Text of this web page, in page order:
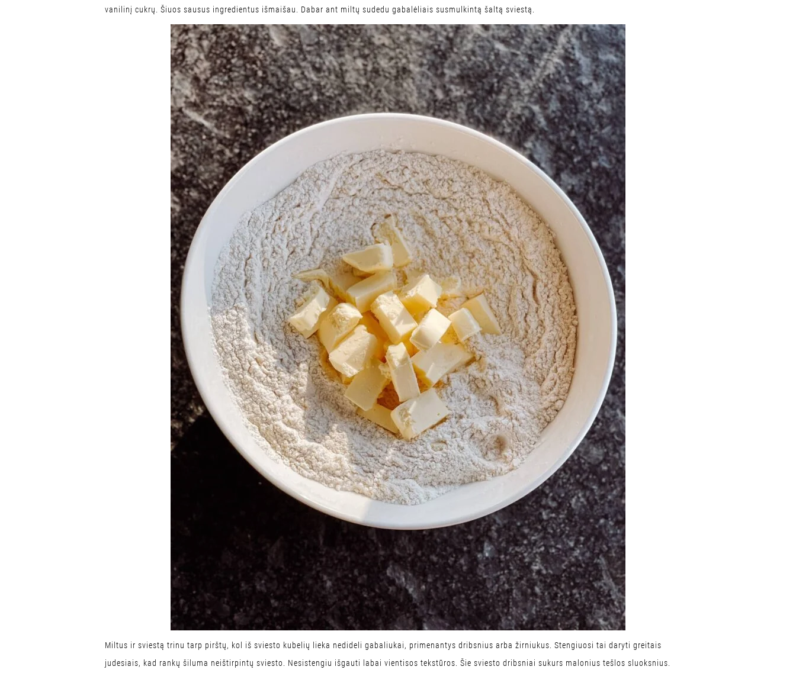
vanilinį cukrų. Šiuos sausus ingredientus išmaišau. Dabar ant miltų sudedu gabalėliais susmulkintą šaltą sviestą.
Miltus ir sviestą trinu tarp pirštų, kol iš sviesto kubelių lieka nedideli gabaliukai, primenantys dribsnius arba žirniukus. Stengiuosi tai daryti greitais
judesiais, kad rankų šiluma neištirpintų sviesto. Nesistengiu išgauti labai vientisos tekstūros. Šie sviesto dribsniai sukurs malonius tešlos sluoksnius.